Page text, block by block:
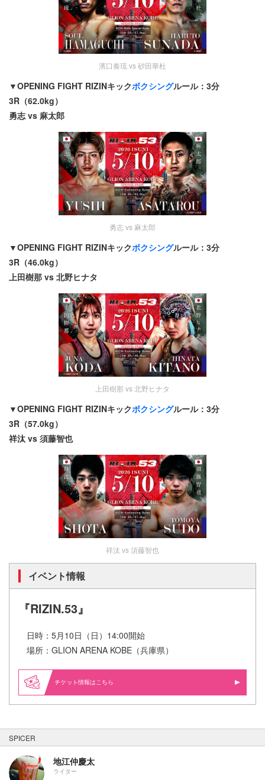
濱口奏琉 vs 砂田華杜
▼OPENING FIGHT RIZINキックボクシングルール：3分
3R（62.0kg）
勇志 vs 麻太郎
勇志 vs 麻太郎
▼OPENING FIGHT RIZINキックボクシングルール：3分
3R（46.0kg）
上田樹那 vs 北野ヒナタ
上田樹那 vs 北野ヒナタ
▼OPENING FIGHT RIZINキックボクシングルール：3分
3R（57.0kg）
祥汰 vs 須藤智也
祥汰 vs 須藤智也
イベント情報
『RIZIN.53』
日時：5月10日（日）14:00開始
場所：GLION ARENA KOBE（兵庫県）
情報はこちら
SPICER
地江仲慶太
ライター